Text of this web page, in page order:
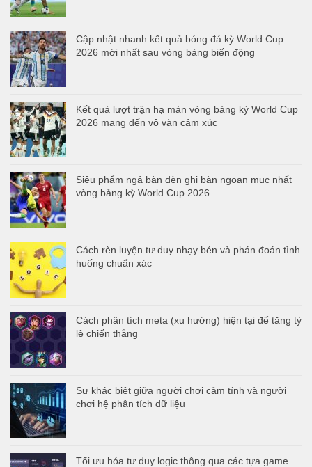
Cập nhật nhanh kết quả bóng đá kỳ World Cup
2026 mới nhất sau vòng bảng biến động
Kết quả lượt trận hạ màn vòng bảng kỳ World Cup
2026 mang đến vô vàn cảm xúc
Siêu phẩm ngả bàn đèn ghi bàn ngoạn mục nhất
vòng bảng kỳ World Cup 2026
Cách rèn luyện tư duy nhạy bén và phán đoán tình
huống chuẩn xác
Cách phân tích meta (xu hướng) hiện tại để tăng tỷ
lệ chiến thắng
Sự khác biệt giữa người chơi cảm tính và người
chơi hệ phân tích dữ liệu
Tối ưu hóa tư duy logic thông qua các tựa game